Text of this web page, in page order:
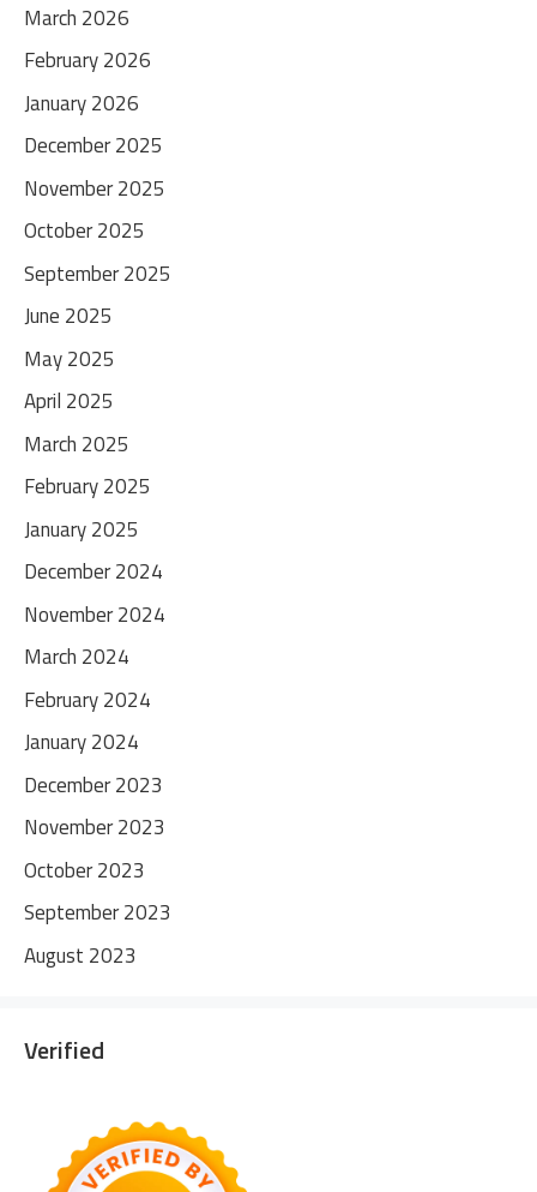
March 2026
February 2026
January 2026
December 2025
November 2025
October 2025
September 2025
June 2025
May 2025
April 2025
March 2025
February 2025
January 2025
December 2024
November 2024
March 2024
February 2024
January 2024
December 2023
November 2023
October 2023
September 2023
August 2023
Verified